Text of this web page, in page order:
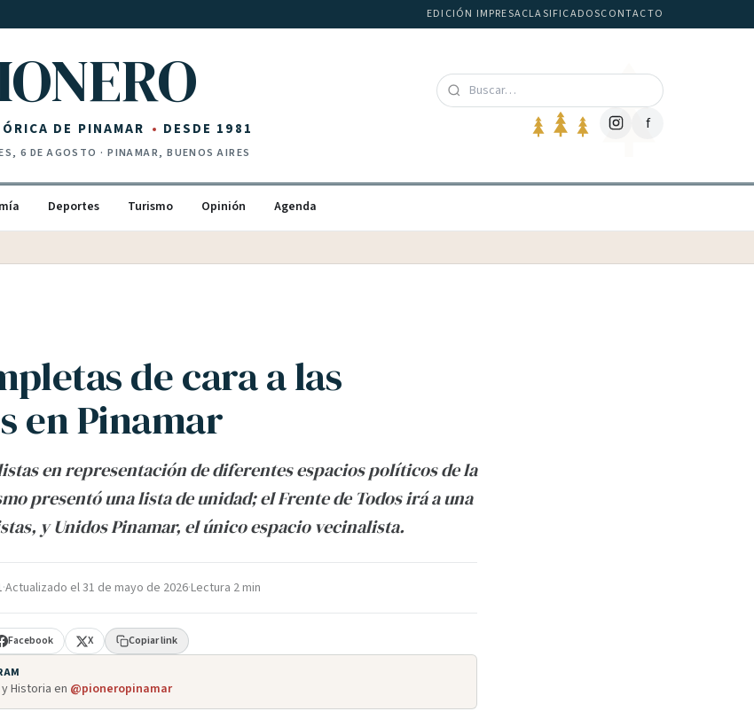
EDICIÓN IMPRESACLASIFICADOSCONTACTO
DE PINAMAR DESDE 1981
6 DE AGOSTO · PINAMAR, BUENOS AIRES
f
Deportes Turismo Opinión Agenda
de cara a las
en Pinamar
en representación de diferentes espacios políticos de la
presentó una lista de unidad; el Frente de Todos irá a una
y Unidos Pinamar, el único espacio vecinalista.
·Actualizado el31 de mayo de 2026·Lectura 2 min
Facebook X Copiar link
Historia en @pioneropinamar